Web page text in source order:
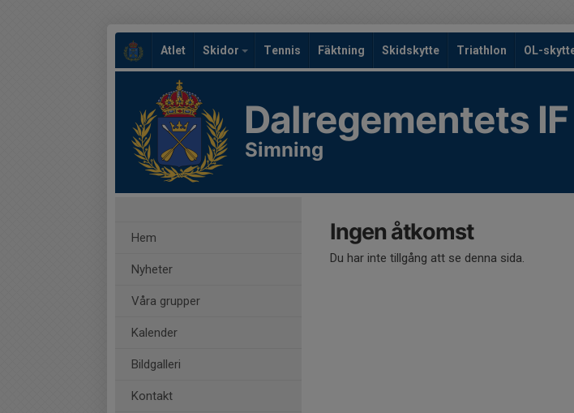
Atlet Skidor Tennis Fäktning Skidskytte Triathlon OL-
Dalregementets IF
Simning
Hem
Nyheter
Våra grupper
Kalender
Bildgalleri
Kontakt
Ingen åtkomst
Du har inte tillgång att se denna sida.